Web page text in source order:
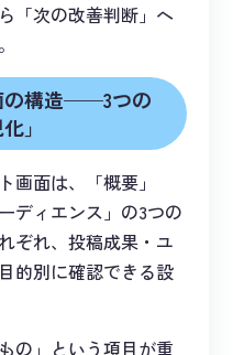
「次の改善判断」へ
の構造——3つの
」
画面は、「概要」
ディエンス」の3つの
ぞれ、投稿成果・ユ
的別に確認できる設
の」という項目が重